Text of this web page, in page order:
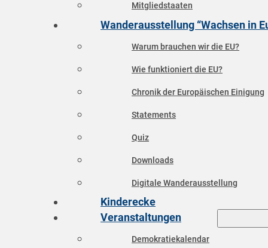
Mitgliedstaaten
Wanderausstellung “Wachsen in
Warum brauchen wir die EU?
Wie funktioniert die EU?
Chronik der Europäischen Einigung
Statements
Quiz
Downloads
Digitale Wanderausstellung
Kinderecke
Veranstaltungen
Demokratiekalendar